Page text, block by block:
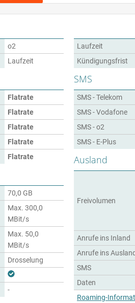
o2
Laufzeit
Laufzeit
Kündigungsfrist
Flatrate
Flatrate
Flatrate
Flatrate
Flatrate
70,0 GB
Max. 300,0
MBit/s
Max. 50,0
MBit/s
Drosselung
-
SMS
SMS - Telekom
SMS - Vodafone
SMS - o2
SMS - E-Plus
Ausland
Freivolumen
Anrufe ins Inland
Anrufe ins
SMS
Daten
Roaming-